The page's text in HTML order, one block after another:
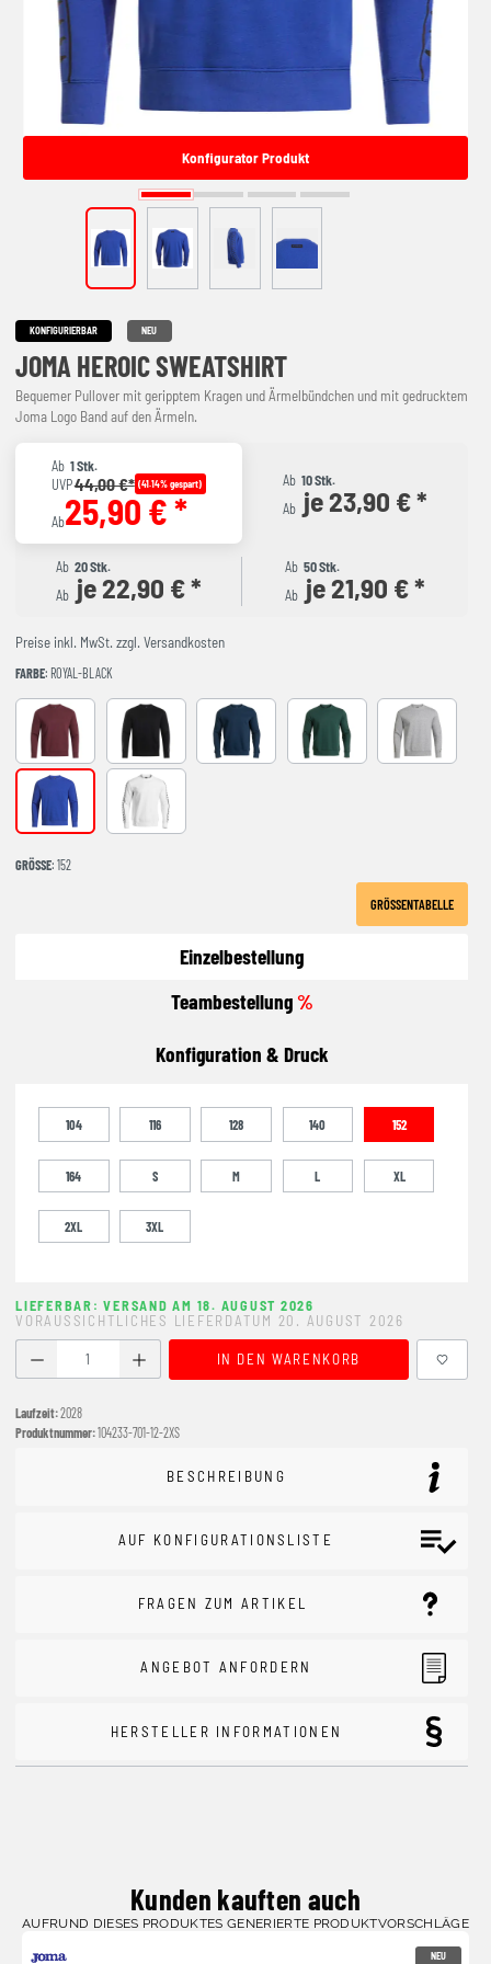
Konfigurator Produkt
KONFIGURIERBAR NEU
JOMA HEROIC SWEATSHIRT
Bequemer Pullover mit geripptem Kragen und Ärmelbündchen und mit gedrucktem
Joma Logo Band auf den Ärmeln.
Ab 1 Stk.
UVP44,00 €* (41.14% gespart)
Ab25,90 € *
Ab 10 Stk.
Ab je 23,90 € *
Ab 20 Stk.
Ab je 22,90 € *
Ab 50 Stk.
Ab je 21,90 € *
Preise inkl. MwSt. zzgl. Versandkosten
FARBE: ROYAL-BLACK
BURGUNDY Black NAVY-BLACK green Grey
ROYAL-BLACK WHITE-BLACK
GRÖSSE : 152
GRÖSSENTABELLE
Einzelbestellung
Teambestellung%
Konfiguration & Druck
104 116 128 140 152
164 S M L XL
2XL 3XL
LIEFERBAR: VERSAND AM 18. AUGUST 2026
VORAUSSICHTLICHES LIEFERDATUM 20. AUGUST 2026
Produkt Anzahl: Gib den gewünschten Wert ein oder
IN DEN WARENKORB
Laufzeit:2028
Produktnummer:104233-701-12-2XS
BESCHREIBUNG
AUF KONFIGURATIONSLISTE
FRAGEN ZUM ARTIKEL
ANGEBOT ANFORDERN
HERSTELLER INFORMATIONEN
Kunden kauften auch
AUFRUND DIESES PRODUKTES GENERIERTE PRODUKTVORSCHLÄGE
NEU